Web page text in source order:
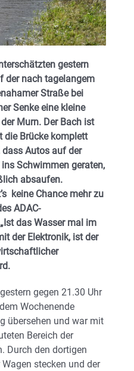
gestern
der nach tagelangem
Straße bei
Senke eine kleine
Murn. Der Bach ist
die Brücke komplett
dass Autos auf der
Schwimmen geraten,
absaufen.
keine Chance mehr zu
ADAC-
das Wasser mal im
der Elektronik, ist der
gegen 21.30 Uhr
Wochenende
übersehen und war mit
Bereich der
Durch den dortigen
stecken und der